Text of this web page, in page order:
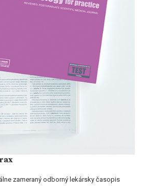
zameraný odborný lekársky časopis